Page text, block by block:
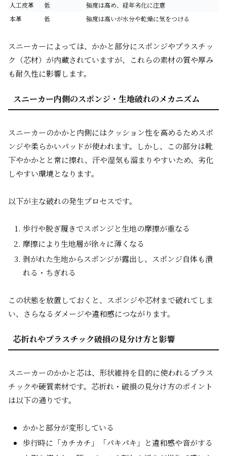
人工皮革
低
強度は高め、経年劣化に注意
本革
低 強度は高いが水分や乾燥に気をつける
スニーカーによっては、かかと部分にスポンジやプラスチッ
ク（芯材）が内蔵されていますが、これらの素材の質や厚み
も耐久性に影響します。
スニーカー内側のスポンジ・生地破れのメカニズム
スニーカーのかかと内側にはクッション性を高めるためスポ
ンジや柔らかいパッドが使われます。しかし、この部分は靴
下やかかとと常に擦れ、汗や湿気も溜まりやすいため、劣化
しやすい環境となります。
以下が主な破れの発生プロセスです。
歩行や脱ぎ履きでスポンジと生地の摩擦が重なる
摩擦により生地層が徐々に薄くなる
剥がれた生地からスポンジが露出し、スポンジ自体も潰
れる・ちぎれる
この状態を放置しておくと、スポンジや芯材まで破れてしま
い、さらなるダメージや違和感につながります。
芯折れやプラスチック破損の見分け方と影響
スニーカーのかかと芯は、形状維持を目的に使われるプラス
チックや硬質素材です。芯折れ・破損の見分け方のポイント
は以下の通りです。
かかと部分が変形している
歩行時に「カチカチ」「パキパキ」と違和感や音がする